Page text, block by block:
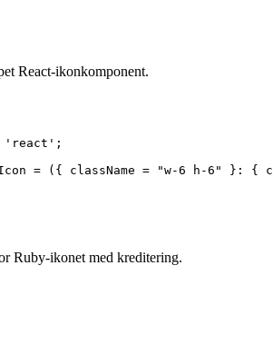
React-ikonkomponent.
'react';
= ({ className = "w-6 h-6" }: {
Ruby-ikonet med kreditering.